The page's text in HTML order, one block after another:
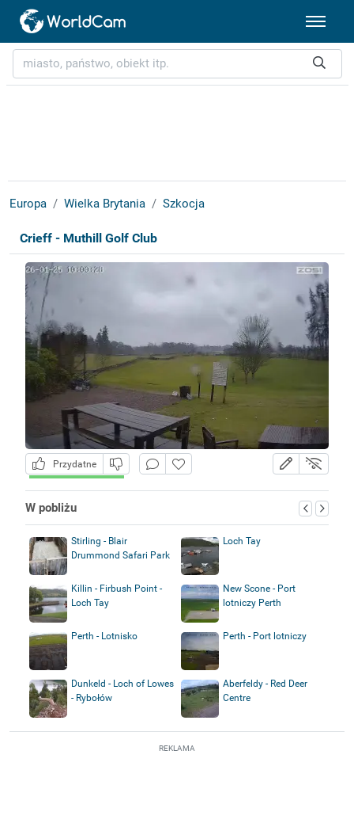
Europa Wielka Brytania Szkocja
Crieff - Muthill Golf Club
Przydatne
W pobliżu
Stirling - Blair
Drummond Safari Park
Loch Tay
Killin - Firbush Point -
Loch Tay
New Scone - Port
lotniczy Perth
Perth - Lotnisko Perth - Port lotniczy
Dunkeld - Loch of Lowes
- Rybołów
Aberfeldy - Red Deer
Centre
REKLAMA